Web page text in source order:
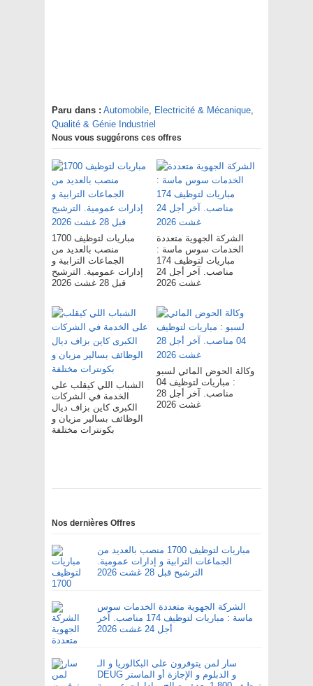
Paru dans : Automobile, Electricité & Mécanique,
Qualité & Génie Industriel
Nous vous suggérons ces offres
مباريات لتوظيف 1700
منصب بالعديد من
الجماعات الترابية و
إدارات عمومية. الترشيح
قبل 28 غشت 2026
الشركة الجهوية متعددة
الخدمات سوس ماسة :
مباريات لتوظيف 174
مناصب. آخر أجل 24
غشت 2026
الشباب اللي كيقلب على
الخدمة في الشركات
الكبرى كاين بزاف ديال
الوظائف بسالير مزيان و
بكونترات مختلفة
وكالة الحوض المائي لسبو
: مباريات لتوظيف 04
مناصب. آخر أجل 28
غشت 2026
Nos dernières Offres
مباريات لتوظيف 1700 منصب بالعديد من
الجماعات الترابية و إدارات عمومية.
الترشيح قبل 28 غشت 2026
الشركة الجهوية متعددة الخدمات سوس
ماسة : مباريات لتوظيف 174 مناصب. آخر
أجل 24 غشت 2026
سار لمن يتوفرون على البكالوريا و الـ
DEUG و الدبلوم و الإجازة أو الماستر